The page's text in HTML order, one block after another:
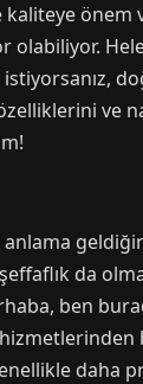
ve
da
ben
daha